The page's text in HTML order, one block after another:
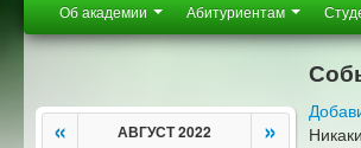
Об академии Абитуриентам
« АВГУСТ 2022 »